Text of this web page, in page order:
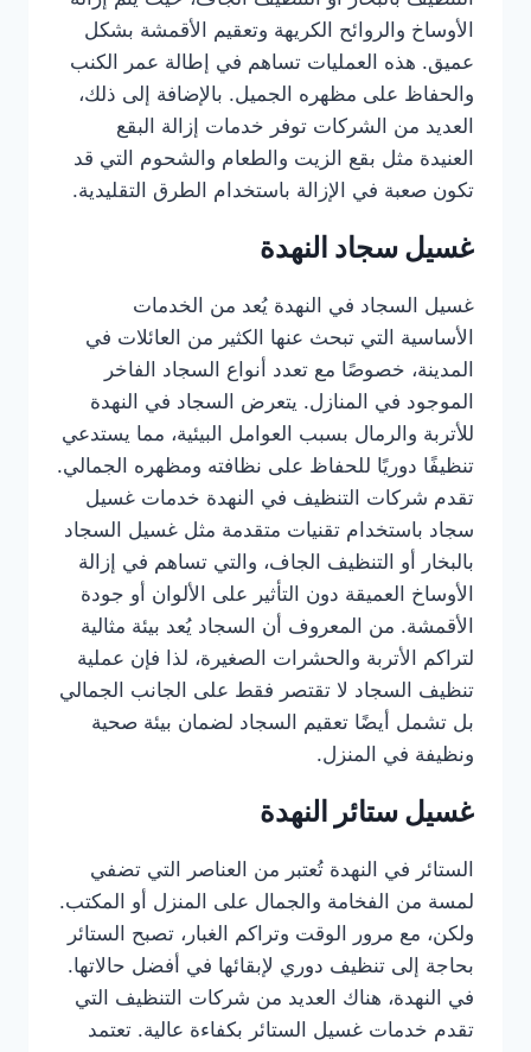
الأوساخ والروائح الكريهة وتعقيم الأقمشة بشكل
عميق. هذه العمليات تساهم في إطالة عمر الكنب
والحفاظ على مظهره الجميل. بالإضافة إلى ذلك،
العديد من الشركات توفر خدمات إزالة البقع
العنيدة مثل بقع الزيت والطعام والشحوم التي قد
تكون صعبة في الإزالة باستخدام الطرق التقليدية.
غسيل سجاد النهدة
غسيل السجاد في النهدة يُعد من الخدمات
الأساسية التي تبحث عنها الكثير من العائلات في
المدينة، خصوصًا مع تعدد أنواع السجاد الفاخر
الموجود في المنازل. يتعرض السجاد في النهدة
للأتربة والرمال بسبب العوامل البيئية، مما يستدعي
تنظيفًا دوريًا للحفاظ على نظافته ومظهره الجمالي.
تقدم شركات التنظيف في النهدة خدمات غسيل
سجاد باستخدام تقنيات متقدمة مثل غسيل السجاد
بالبخار أو التنظيف الجاف، والتي تساهم في إزالة
الأوساخ العميقة دون التأثير على الألوان أو جودة
الأقمشة. من المعروف أن السجاد يُعد بيئة مثالية
لتراكم الأتربة والحشرات الصغيرة، لذا فإن عملية
تنظيف السجاد لا تقتصر فقط على الجانب الجمالي
بل تشمل أيضًا تعقيم السجاد لضمان بيئة صحية
ونظيفة في المنزل.
غسيل ستائر النهدة
الستائر في النهدة تُعتبر من العناصر التي تضفي
لمسة من الفخامة والجمال على المنزل أو المكتب.
ولكن، مع مرور الوقت وتراكم الغبار، تصبح الستائر
بحاجة إلى تنظيف دوري لإبقائها في أفضل حالاتها.
في النهدة، هناك العديد من شركات التنظيف التي
تقدم خدمات غسيل الستائر بكفاءة عالية. تعتمد